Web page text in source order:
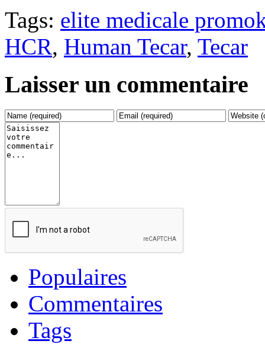
Tags: elite medicale
HCR, Human Tecar, Tecar
Laisser un commentaire
Populaires
Commentaires
Tags